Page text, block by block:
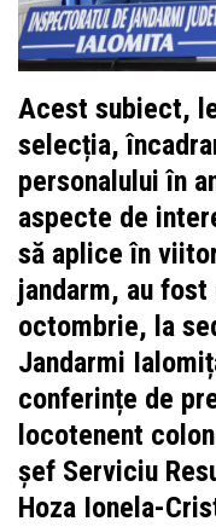
Acest subiect,
selecția,
personalului în
aspecte de
să aplice în
jandarm, au
octombrie, la
Jandarmi
conferințe de
locotenent
șef Serviciu
Hoza Ionela-